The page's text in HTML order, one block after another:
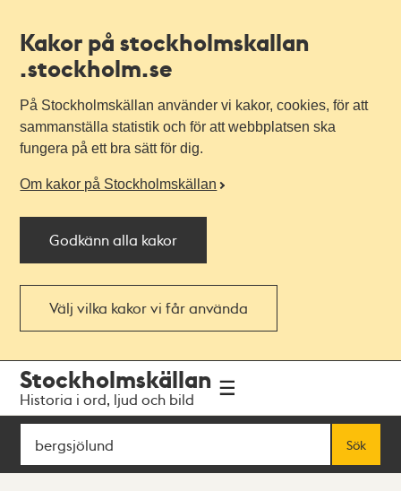
Kakor på stockholmskallan
.stockholm.se
På Stockholmskällan använder vi kakor, cookies, för att
sammanställa statistik och för att webbplatsen ska
fungera på ett bra sätt för dig.
Om kakor på Stockholmskällan
Godkänn alla kakor
Välj vilka kakor vi får använda
navigationen
huvudinnehållet
Stockholmskällan
Historia i ord, ljud och bild
Sök
Sök